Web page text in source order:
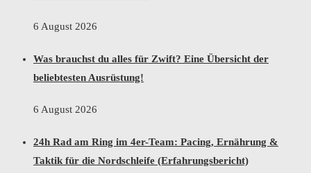
6 August 2026
Was brauchst du alles für Zwift? Eine Übersicht der
beliebtesten Ausrüstung!
6 August 2026
24h Rad am Ring im 4er-Team: Pacing, Ernährung &
Taktik für die Nordschleife (Erfahrungsbericht)